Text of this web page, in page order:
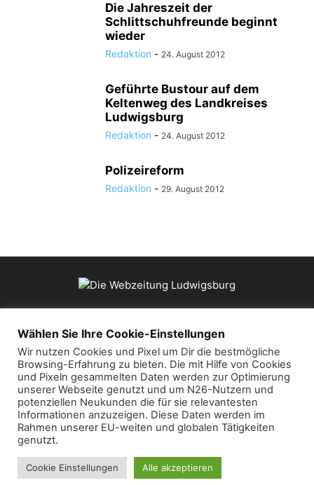
Die Jahreszeit der
Schlittschuhfreunde beginnt
wieder
Redaktion - 24. August 2012
Geführte Bustour auf dem
Keltenweg des Landkreises
Ludwigsburg
Redaktion - 24. August 2012
Polizeireform
Redaktion - 29. August 2012
ÜBER UNS
Kontaktieren Sie uns:mail@die-webzeitung.de
FOLGEN SIE UNS
© 2019 Die Webzeitung
Wählen Sie Ihre Cookie-Einstellungen
Wir nutzen Cookies und Pixel um Dir die bestmögliche
Browsing-Erfahrung zu bieten. Die mit Hilfe von Cookies
und Pixeln gesammelten Daten werden zur Optimierung
unserer Webseite genutzt und um N26-Nutzern und
potenziellen Neukunden die für sie relevantesten
Informationen anzuzeigen. Diese Daten werden im
Rahmen unserer EU-weiten und globalen Tätigkeiten
genutzt.
Cookie Einstellungen Alle akzeptieren